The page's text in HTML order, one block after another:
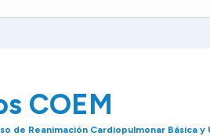
COEM
de Reanimación Cardiopulmonar Básica